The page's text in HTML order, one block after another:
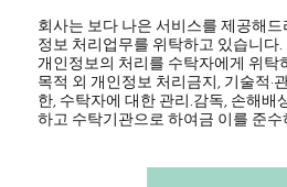
회사는 보다 나은 서비스를 제공해
정보 처리업무를 위탁하고 있습니다.
개인정보의 처리를 수탁자에게 위탁
목적 외 개인정보 처리금지, 기술적·
한, 수탁자에 대한 관리.감독, 손해배
하고 수탁기관으로 하여금 이를 준수